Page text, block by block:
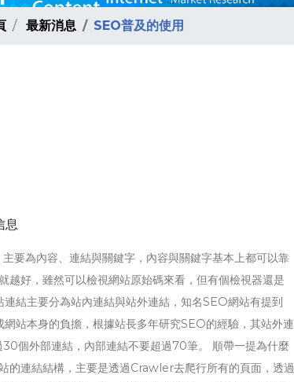
最新消息 SEO普及的使用
息
要為內容、連結與關鍵字，內容與關鍵字基本上都可以靠
越好，雖然可以檢視網站原始碼來看，但有個檢視器還是
結主要分為站內連結與站外連結，知名SEO網站有提到
站本身的負擔，根據站長多年研究SEO的經驗，其站外連
個外部連結，內部連結不要超過70筆。 順帶一提為什麼
的連結結構，主要是透過Crawler去爬行所有的頁面，透過